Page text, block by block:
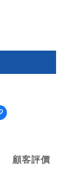
顧客評價